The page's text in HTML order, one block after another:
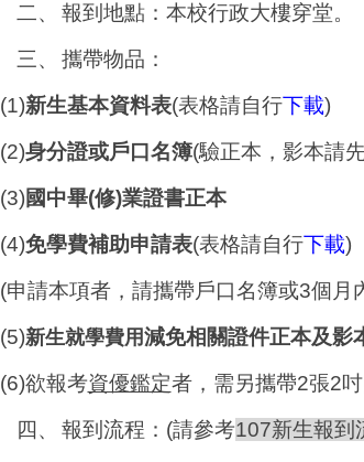
二、
報到地點：本校行政大樓穿堂。
三、
攜帶物品：
(1)新生基本資料表(表格請自行下載)
(2)身分證或戶口名簿(驗正本，影本請
(3)國中畢(修)業證書正本
(4)免學費補助申請表(表格請自行下載)
(申請本項者，請攜帶戶口名簿或3個月
(5)新生就學費用減免相關證件正本及影
(6)欲報考資優鑑定者，需另攜帶2張2
四、
報到流程： (請參考107新生報到